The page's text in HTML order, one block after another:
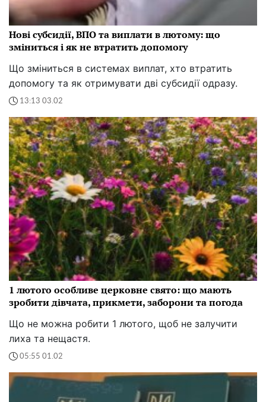
Нові субсидії, ВПО та виплати в лютому: що
зміниться і як не втратить допомогу
Що зміниться в системах виплат, хто втратить
допомогу та як отримувати дві субсидії одразу.
13:13 03.02
1 лютого особливе церковне свято: що мають
зробити дівчата, прикмети, заборони та погода
Що не можна робити 1 лютого, щоб не залучити
лиха та нещастя.
05:55 01.02